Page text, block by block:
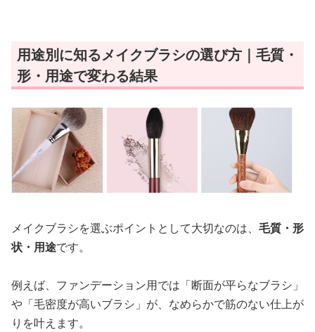
用途別に知るメイクブラシの選び方｜毛質・
形・用途で変わる結果
メイクブラシを選ぶポイントとして大切なのは、 毛質・形
状・用途です。
例えば、ファンデーション用では「断面が平らなブラシ」
や「毛密度が高いブラシ」が、なめらかで筋のない仕上が
りを叶えます。